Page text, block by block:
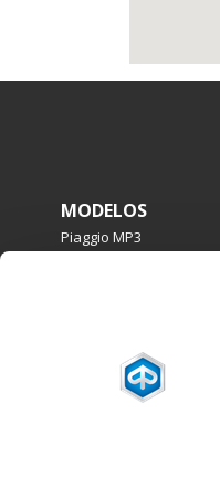
MODELOS
Piaggio MP3
Beverly